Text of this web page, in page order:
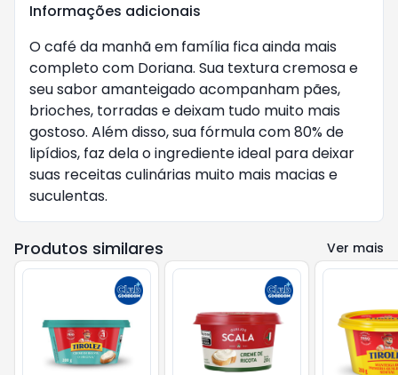
Informações adicionais
O café da manhã em família fica ainda mais
completo com Doriana. Sua textura cremosa e
seu sabor amanteigado acompanham pães,
brioches, torradas e deixam tudo muito mais
gostoso. Além disso, sua fórmula com 80% de
lipídios, faz dela o ingrediente ideal para deixar
suas receitas culinárias muito mais macias e
suculentas.
Produtos similares Ver mais